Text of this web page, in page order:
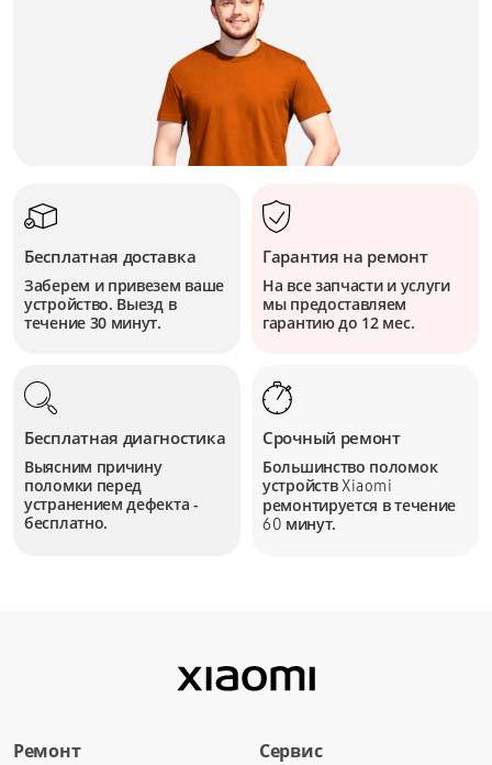
Бесплатная доставка
Заберем и привезем ваше
устройство. Выезд в
течение 30 минут.
Гарантия на ремонт
На все запчасти и услуги
мы предоставляем
гарантию до 12 мес.
Бесплатная диагностика
Выясним причину
поломки перед
устранением дефекта -
бесплатно.
Срочный ремонт
Большинство поломок
устройствXiaomi
ремонтируется в течение
60 минут.
Ремонт
Сервис